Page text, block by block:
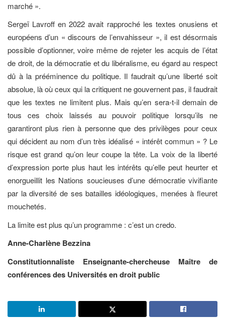
marché ».
Sergeï Lavroff en 2022 avait rapproché les textes onusiens et
européens d’un « discours de l’envahisseur », il est désormais
possible d’optionner, voire même de rejeter les acquis de l’état
de droit, de la démocratie et du libéralisme, eu égard au respect
dû à la prééminence du politique. Il faudrait qu’une liberté soit
absolue, là où ceux qui la critiquent ne gouvernent pas, il faudrait
que les textes ne limitent plus. Mais qu’en sera-t-il demain de
tous ces choix laissés au pouvoir politique lorsqu’ils ne
garantiront plus rien à personne que des privilèges pour ceux
qui décident au nom d’un très idéalisé « intérêt commun » ? Le
risque est grand qu’on leur coupe la tête. La voix de la liberté
d’expression porte plus haut les intérêts qu’elle peut heurter et
enorgueillit les Nations soucieuses d’une démocratie vivifiante
par la diversité de ses batailles idéologiques, menées à fleuret
mouchetés.
La limite est plus qu’un programme : c’est un credo.
Anne-Charlène Bezzina
Constitutionnaliste Enseignante-chercheuse Maître de
conférences des Universités en droit public